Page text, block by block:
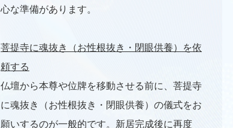
心な準備があります。
菩提寺に魂抜き（お性根抜き・閉眼供養）を依
頼する
仏壇から本尊や位牌を移動させる前に、菩提寺
に魂抜き（お性根抜き・閉眼供養）の儀式をお
願いするのが一般的です。新居完成後に再度